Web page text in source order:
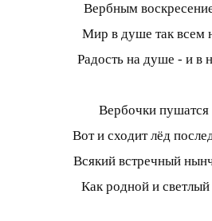
Вербным
Мир в душе так всем
Радость на душе - и в
Вербочки пушатся
Вот и сходит лёд
Всякий встречный
Как родной и светлый